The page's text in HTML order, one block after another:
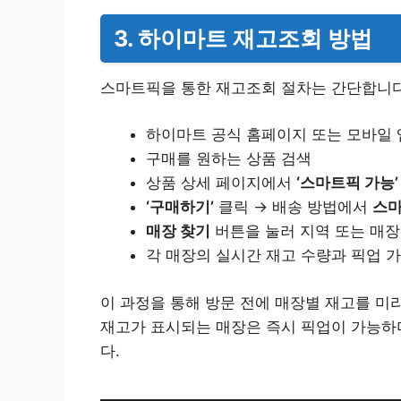
3. 하이마트 재고조회 방법
스마트픽을 통한 재고조회 절차는 간단합니
하이마트 공식 홈페이지 또는 모바일
구매를 원하는 상품 검색
상품 상세 페이지에서 ‘스마트픽 가능’
‘구매하기’ 클릭 → 배송 방법에서 스
매장 찾기
버튼을 눌러 지역 또는 매
각 매장의 실시간 재고 수량과 픽업
이 과정을 통해 방문 전에 매장별 재고를 미
재고가 표시되는 매장은 즉시 픽업이 가능
다.